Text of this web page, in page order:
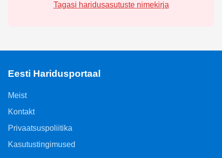
Tagasi haridusasutuste nimekirja
Eesti Haridusportaal
Meist
Kontakt
Privaatsuspoliitika
Kasutustingimused